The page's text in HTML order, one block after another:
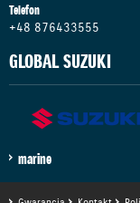
Telefon
+48 876433555
GLOBAL SUZUKI
marine